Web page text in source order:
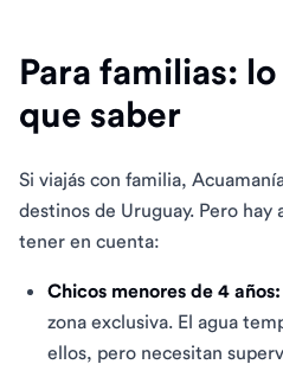
Para familias:
que saber
Si viajás con familia,
destinos de Uruguay. Pero hay
tener en cuenta:
Chicos menores de 4 años:
zona exclusiva. El agua
ellos, pero necesitan